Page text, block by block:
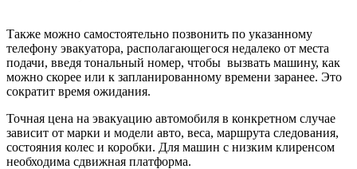
Также можно самостоятельно позвонить по указанному
телефону эвакуатора, располагающегося недалеко от места
подачи, введя тональный номер, чтобы вызвать машину, как
можно скорее или к запланированному времени заранее. Это
сократит время ожидания.
Точная цена на эвакуацию автомобиля в конкретном случае
зависит от марки и модели авто, веса, маршрута следования,
состояния колес и коробки. Для машин с низким клиренсом
необходима сдвижная платформа.